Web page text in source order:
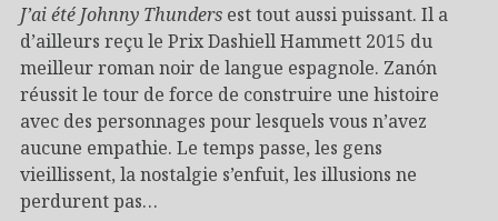
J’ai été Johnny Thunders est tout aussi puissant. Il a
d’ailleurs reçu le Prix Dashiell Hammett 2015 du
meilleur roman noir de langue espagnole. Zanón
réussit le tour de force de construire une histoire
avec des personnages pour lesquels vous n’avez
aucune empathie. Le temps passe, les gens
vieillissent, la nostalgie s’enfuit, les illusions ne
perdurent pas…